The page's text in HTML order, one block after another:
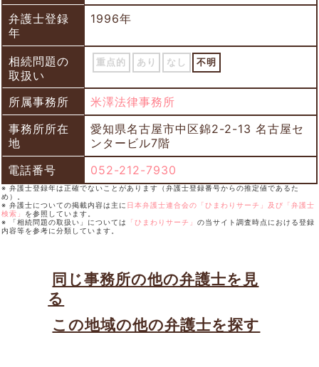
弁護士登録
年
1996年
相続問題の
取扱い
重点的 あり なし 不明
所属事務所
米澤法律事務所
事務所所在
地
愛知県名古屋市中区錦2-2-13 名古屋セ
ンタービル7階
電話番号
052-212-7930
※ 弁護士登録年は正確でないことがあります（弁護士登録番号からの推定値であるた
め）。
※ 弁護士についての掲載内容は主に 日本弁護士連合会の「ひまわりサーチ」及び「弁護士
検索」 を参照しています。
※ 「相続問題の取扱い」については
「ひまわりサーチ」 の当サイト調査時点における登録
内容等を参考に分類しています。
同じ事務所の他の弁護士を見
る
この地域の他の弁護士を探す